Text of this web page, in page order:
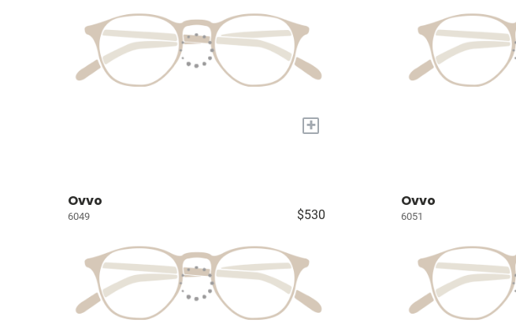
+
Ovvo
6049 $530
Ovvo
6051